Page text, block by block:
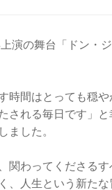
演の舞台「ドン・
時間はとっても穏
される毎日です」
ました。
関わってくださる
、人生という新た